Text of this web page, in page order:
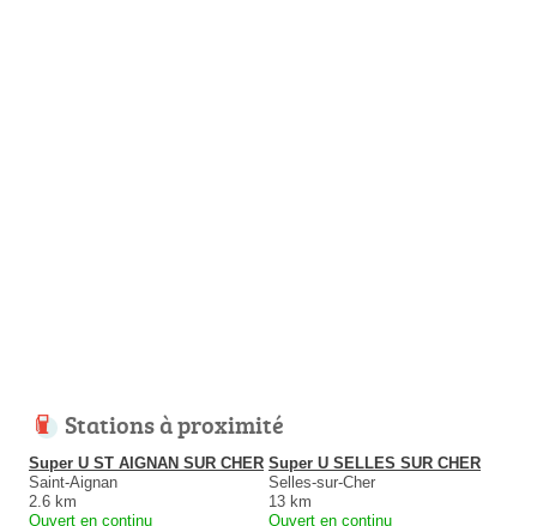
Stations à proximité
Super U ST AIGNAN SUR CHER
Saint-Aignan
2.6 km
Ouvert en continu
Super U SELLES SUR CHER
Selles-sur-Cher
13 km
Ouvert en continu